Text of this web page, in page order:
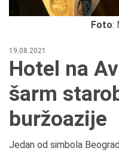
Foto:
19.08.2021
Hotel na
šarm
buržoazije
Jedan od simbola